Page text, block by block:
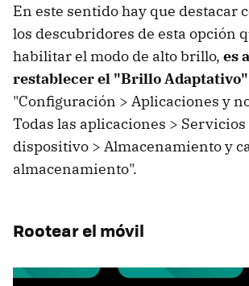
En este sentido hay que destacar
los descubridores de esta opción
habilitar el modo de alto brillo, es
restablecer el "Brillo Adaptativo"
"Configuración > Aplicaciones y
Todas las aplicaciones >
dispositivo > Almacenamiento y
almacenamiento".
Rootear el móvil